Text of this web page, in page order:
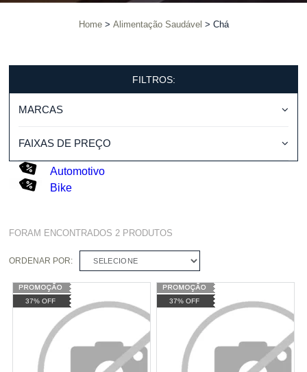
Home Alimentação Saudável Chá
FILTROS:
MARCAS
FAIXAS DE PREÇO
Automotivo
Bike
FORAM ENCONTRADOS2 PRODUTOS
ORDENAR POR: SELECIONE
37% OFF 37% OFF